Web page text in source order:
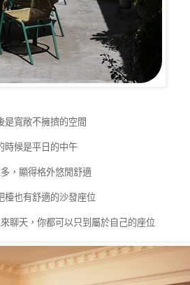
是寬敞不擁擠的空間
時候是平日的中午
，顯得格外悠閒舒適
檯也有舒適的沙發座位
聊天，你都可以只到屬於自己的座位